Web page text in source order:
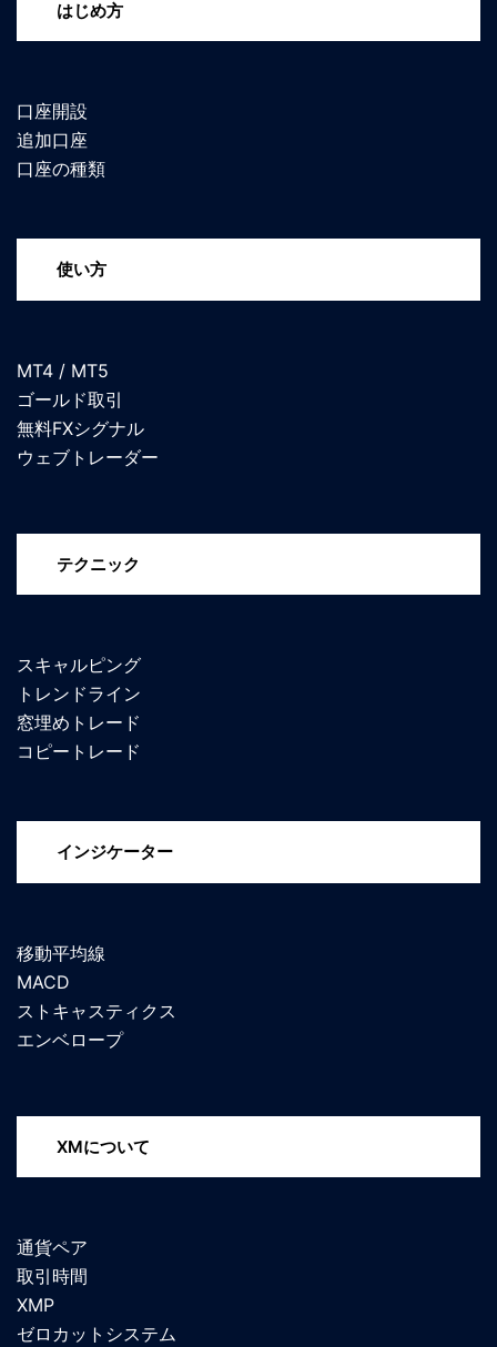
はじめ方
口座開設
追加口座
口座の種類
使い方
MT4 / MT5
ゴールド取引
無料FXシグナル
ウェブトレーダー
テクニック
スキャルピング
トレンドライン
窓埋めトレード
コピートレード
インジケーター
移動平均線
MACD
ストキャスティクス
エンベロープ
XMについて
通貨ペア
取引時間
XMP
ゼロカットシステム